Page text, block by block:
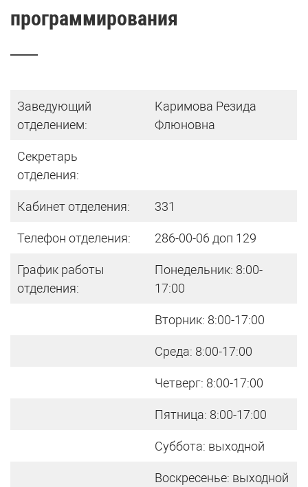
программирования
Заведующий
отделением:
Каримова Резида
Флюновна
Секретарь
отделения:
Кабинет отделения: 331
Телефон отделения: 286-00-06 доп 129
График работы
отделения:
Понедельник: 8:00-
17:00
Вторник: 8:00-17:00
Среда: 8:00-17:00
Четверг: 8:00-17:00
Пятница: 8:00-17:00
Суббота: выходной
Воскресенье: выходной